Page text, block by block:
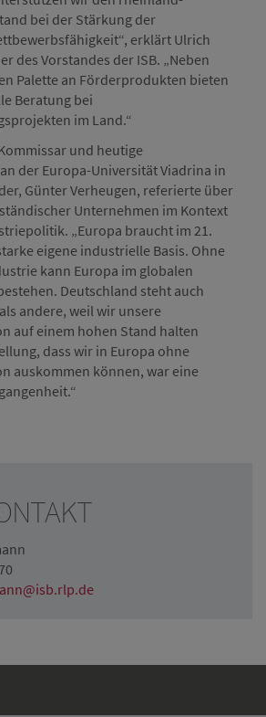
bei der Stärkung der
erklärt Ulrich
des Vorstandes der ISB. „Neben
Palette an Förderprodukten bieten
Beratung bei
im Land.“
und heutige
der Europa-Universität Viadrina in
Günter Verheugen, referierte über
Unternehmen im Kontext
„Europa braucht im 21.
eigene industrielle Basis. Ohne
kann Europa im globalen
Deutschland steht auch
andere, weil wir unsere
auf einem hohen Stand halten
dass wir in Europa ohne
auskommen können, war eine